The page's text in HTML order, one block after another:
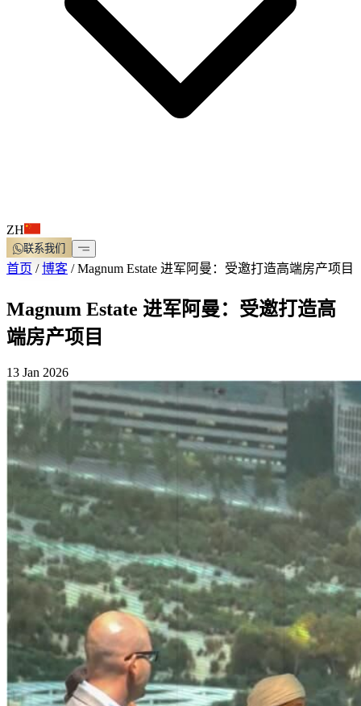
ZH
联系我们
首页 /博客 /Magnum Estate 进军阿曼：受邀打造高端房产项目
Magnum Estate 进军阿曼：受邀打造高
端房产项目
13 Jan 2026